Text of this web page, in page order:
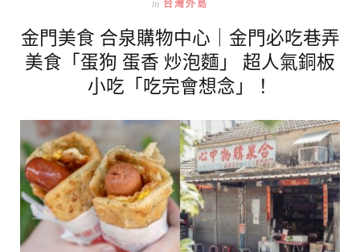
In 台灣外島
金門美食 合泉購物中心｜金門必吃巷弄
美食「蛋狗 蛋香 炒泡麵」 超人氣銅板
小吃「吃完會想念」！